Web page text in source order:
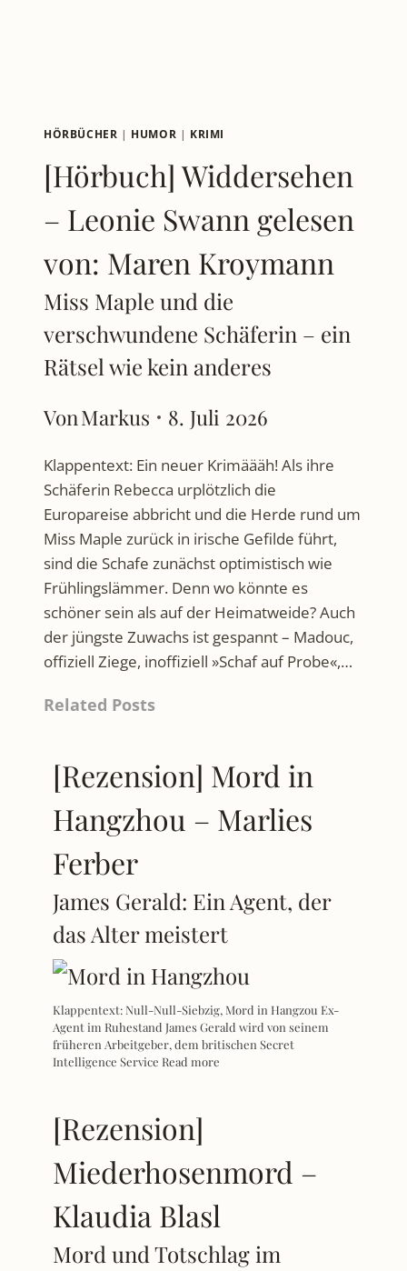
HÖRBÜCHER | HUMOR | KRIMI
[Hörbuch] Widdersehen
– Leonie Swann gelesen
von: Maren Kroymann
Miss Maple und die
verschwundene Schäferin – ein
Rätsel wie kein anderes
VonMarkus 8. Juli 2026
Klappentext: Ein neuer Krimäääh! Als ihre
Schäferin Rebecca urplötzlich die
Europareise abbricht und die Herde rund um
Miss Maple zurück in irische Gefilde führt,
sind die Schafe zunächst optimistisch wie
Frühlingslämmer. Denn wo könnte es
schöner sein als auf der Heimatweide? Auch
der jüngste Zuwachs ist gespannt – Madouc,
offiziell Ziege, inoffiziell »Schaf auf Probe«,…
Related Posts
[Rezension] Mord in
Hangzhou – Marlies
Ferber
James Gerald: Ein Agent, der
das Alter meistert
Klappentext: Null-Null-Siebzig, Mord in Hangzou Ex-
Agent im Ruhestand James Gerald wird von seinem
früheren Arbeitgeber, dem britischen Secret
Intelligence Service Read more
[Rezension]
Miederhosenmord –
Klaudia Blasl
Mord und Totschlag im